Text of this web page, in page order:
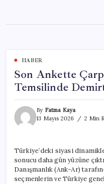
content
HABER
Son Ankette
Temsilinde
By Fatma Kaya
13 Mayıs 2026
2 Min
Türkiye’deki siyasi
sonucu daha gün yüzüne
Danışmanlık (Ank-Ar)
seçmenlerin ve Türkiye